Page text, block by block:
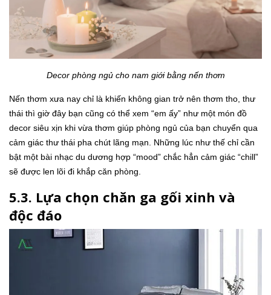
Decor phòng ngủ cho nam giới bằng nến thơm
Nến thơm xưa nay chỉ là khiến không gian trở nên thơm tho, thư
thái thì giờ đây bạn cũng có thể xem “em ấy” như một món đồ
decor siêu xịn khi vừa thơm giúp phòng ngủ của bạn chuyển qua
cảm giác thư thái pha chút lãng mạn. Những lúc như thế chỉ cần
bật một bài nhạc du dương hợp “mood” chắc hẳn cảm giác “chill”
sẽ được len lõi đi khắp căn phòng.
5.3. Lựa chọn chăn ga gối xinh và
độc đáo